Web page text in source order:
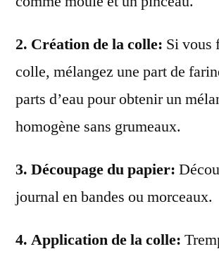
2. Création de la colle: Si vous
colle, mélangez une part de
parts d’eau pour obtenir un
homogène sans grumeaux.
3. Découpage du papier:
journal en bandes ou morceaux.
4. Application de la colle: